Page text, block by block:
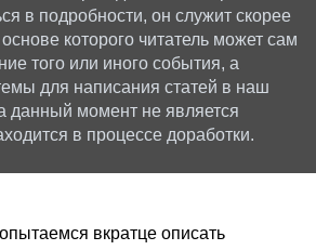
в подробности, он служит скорее
которого читатель может сам
того или иного события, а
для написания статей в наш
данный момент не является
в процессе доработки.
вкратце описать